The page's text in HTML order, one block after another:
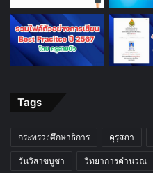
Tags
กระทรวงศึกษาธิการ คุรุสภา
วันวิสาขบูชา วิทยาการคำนวณ